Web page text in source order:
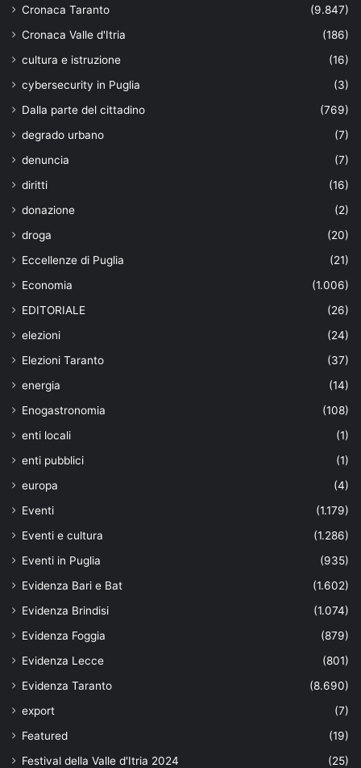
Cronaca Taranto
(9.847)
Cronaca Valle d'Itria
(186)
cultura e istruzione
(16)
cybersecurity in Puglia
(3)
Dalla parte del cittadino
(769)
degrado urbano
(7)
denuncia
(7)
diritti
(16)
donazione
(2)
droga
(20)
Eccellenze di Puglia
(21)
Economia
(1.006)
EDITORIALE
(26)
elezioni
(24)
Elezioni Taranto
(37)
energia
(14)
Enogastronomia
(108)
enti locali
(1)
enti pubblici
(1)
europa
(4)
Eventi
(1.179)
Eventi e cultura
(1.286)
Eventi in Puglia
(935)
Evidenza Bari e Bat
(1.602)
Evidenza Brindisi
(1.074)
Evidenza Foggia
(879)
Evidenza Lecce
(801)
Evidenza Taranto
(8.690)
export
(7)
Featured
(19)
Festival della Valle d'Itria 2024
(25)